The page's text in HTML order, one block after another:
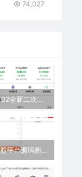
74,027
A102全新二次开发交易所系统 | 支持K线预生成+质押生息+IEO认购+币币合约交易
台股平台源码新股申购/折扣申购/计划任务/带前端uniapp源码